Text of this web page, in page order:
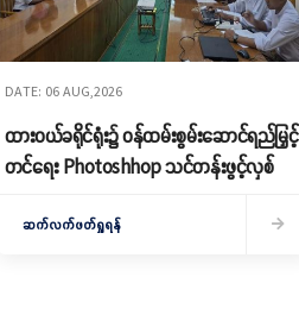
DATE: 06 AUG,2026
ထားဝယ်ခရိုင်ရုံး၌ ဝန်ထမ်းစွမ်းဆောင်ရည်မြှင့်
တင်ရေး Photoshhop သင်တန်းဖွင့်လှစ်
ဆက်လက်ဖတ်ရှုရန်